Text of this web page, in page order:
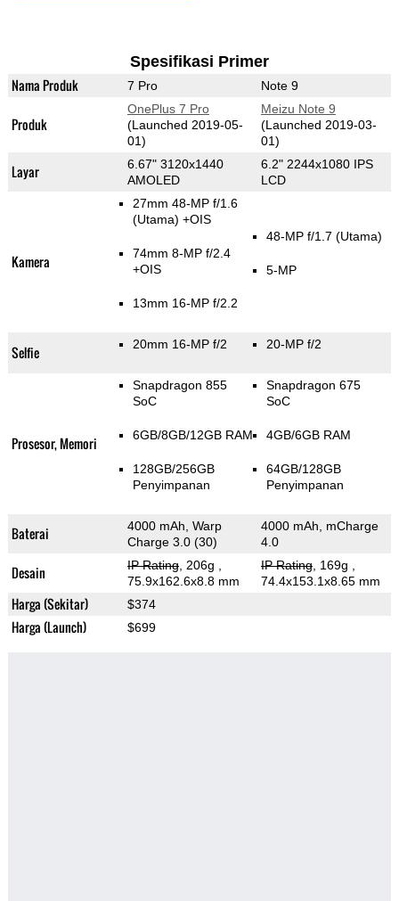
Spesifikasi Primer
Nama Produk 7 Pro Note 9
Produk
OnePlus 7 Pro
(Launched 2019-05-
01)
Meizu Note 9
(Launched 2019-03-
01)
Layar
6.67" 3120x1440
AMOLED
6.2" 2244x1080 IPS
LCD
Kamera
27mm 48-MP f/1.6
(Utama) +OIS
74mm 8-MP f/2.4
+OIS
13mm 16-MP f/2.2
48-MP f/1.7 (Utama)
5-MP
Selfie 20mm 16-MP f/2 20-MP f/2
Prosesor, Memori
Snapdragon 855
SoC
6GB/8GB/12GB RAM
128GB/256GB
Penyimpanan
Snapdragon 675
SoC
4GB/6GB RAM
64GB/128GB
Penyimpanan
Baterai
4000 mAh, Warp
Charge 3.0 (30)
4000 mAh, mCharge
4.0
Desain IP Rating, 206g
75.9x162.6x8.8 mm
IP Rating, 169g
74.4x153.1x8.65 mm
Harga (Sekitar) $374
Harga (Launch) $699